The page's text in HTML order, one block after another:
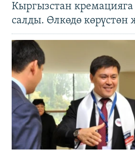
Кыргызстан
салды. Өлкөдө көрүстөн